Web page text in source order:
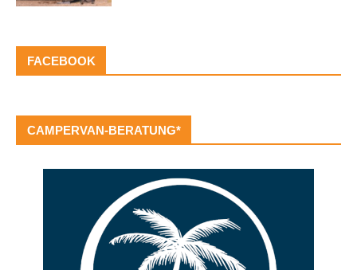
FACEBOOK
CAMPERVAN-BERATUNG*